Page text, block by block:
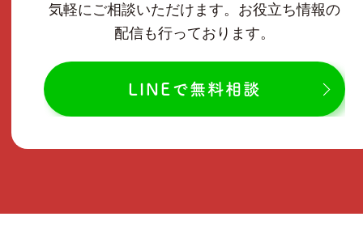
気軽にご相談いただけます。お役立ち情報の
配信も行っております。
LINEで無料相談